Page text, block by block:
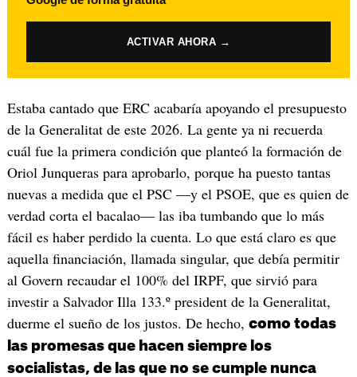
ACTIVAR AHORA →
Estaba cantado que ERC acabaría apoyando el presupuesto
de la Generalitat de este 2026. La gente ya ni recuerda
cuál fue la primera condición que planteó la formación de
Oriol Junqueras para aprobarlo, porque ha puesto tantas
nuevas a medida que el PSC —y el PSOE, que es quien de
verdad corta el bacalao— las iba tumbando que lo más
fácil es haber perdido la cuenta. Lo que está claro es que
aquella financiación, llamada singular, que debía permitir
al Govern recaudar el 100% del IRPF, que sirvió para
investir a Salvador Illa 133.º president de la Generalitat,
duerme el sueño de los justos. De hecho, como todas
las promesas que hacen siempre los
socialistas, de las que no se cumple nunca